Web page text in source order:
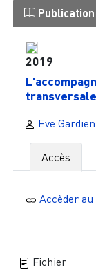
Publication
2019
Eve Gardien
Accès
Accèder
Fichier